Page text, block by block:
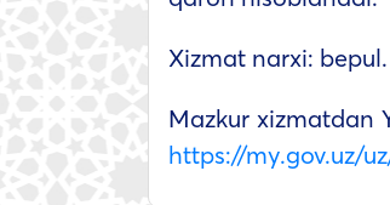
Xizmat narxi: bepul.
Mazkur xizmatdan
https://my.gov.uz/